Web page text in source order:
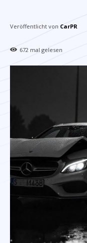
Veröffentlicht von CarPR
672 mal gelesen